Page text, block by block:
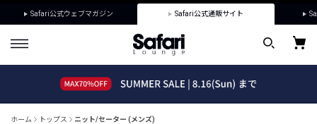
Safari公式ウェブマガジン Safari公式通販サイト
ホーム トップス ニット/セーター (メンズ)